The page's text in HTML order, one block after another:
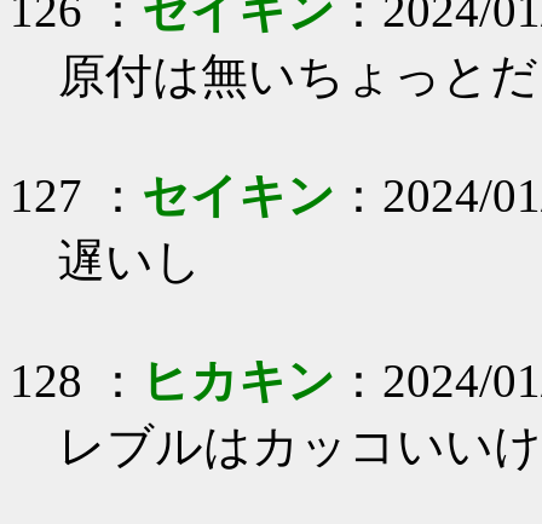
126 ： セイキン ：2024/
原付は無いちょっと
127 ： セイキン ：2024/
遅いし
128 ： ヒカキン ：2024/
レブルはカッコいい